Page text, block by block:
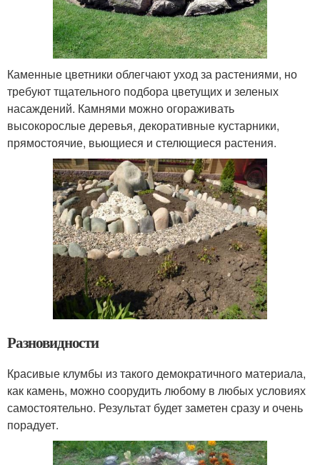
Каменные цветники облегчают уход за растениями, но
требуют тщательного подбора цветущих и зеленых
насаждений. Камнями можно огораживать
высокорослые деревья, декоративные кустарники,
прямостоячие, вьющиеся и стелющиеся растения.
Разновидности
Красивые клумбы из такого демократичного материала,
как камень, можно соорудить любому в любых условиях
самостоятельно. Результат будет заметен сразу и очень
порадует.